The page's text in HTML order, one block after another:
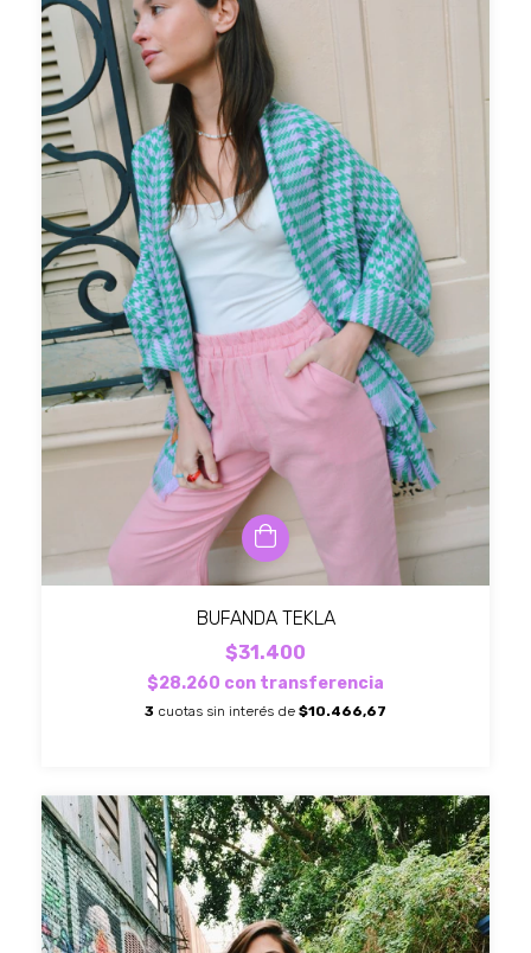
BUFANDA TEKLA
$31.400
$28.260 con transferencia
3 cuotas sin interés de $10.466,67